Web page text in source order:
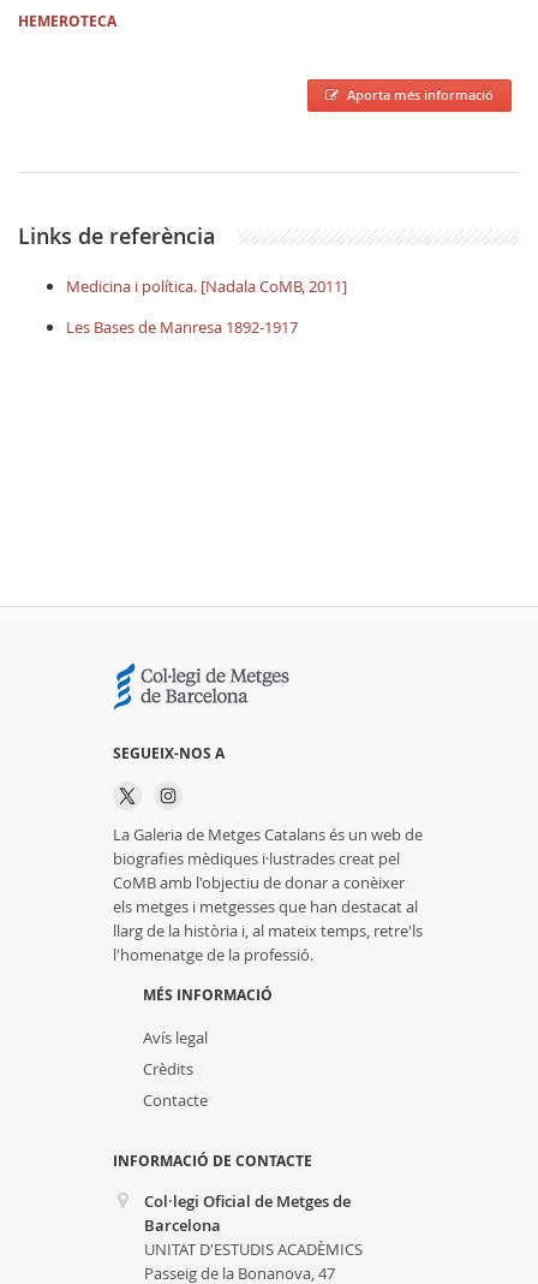
HEMEROTECA
Aporta més informació
Links de referència
Medicina i política. [Nadala CoMB, 2011]
Les Bases de Manresa 1892-1917
SEGUEIX-NOS A
La Galeria de Metges Catalans és un web de
biografies mèdiques i·lustrades creat pel
CoMB amb l'objectiu de donar a conèixer
els metges i metgesses que han destacat al
llarg de la història i, al mateix temps, retre'ls
l'homenatge de la professió.
MÉS INFORMACIÓ
Avís legal
Crèdits
Contacte
INFORMACIÓ DE CONTACTE
Col·legi Oficial de Metges de
Barcelona
UNITAT D'ESTUDIS ACADÈMICS
Passeig de la Bonanova, 47